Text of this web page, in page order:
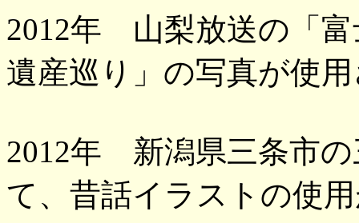
2012年 山梨放送の「富
遺産巡り」の写真が使
2012年 新潟県三条市の
て、昔話イラストの使